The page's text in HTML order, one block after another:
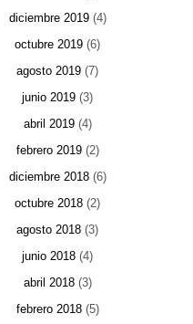
diciembre 2019(4)
octubre 2019 (6)
agosto 2019 (7)
junio 2019 (3)
abril 2019(4)
febrero 2019(2)
diciembre 2018(6)
octubre 2018 (2)
agosto 2018 (3)
junio 2018 (4)
abril 2018(3)
febrero 2018(5)